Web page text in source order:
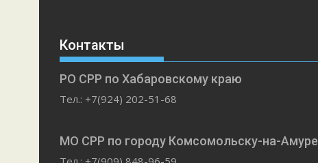
Контакты
РО СРР по Хабаровскому краю
Тел.: +7(924) 202-51-68
МО СРР по городу Комсомольску-на-Амуре